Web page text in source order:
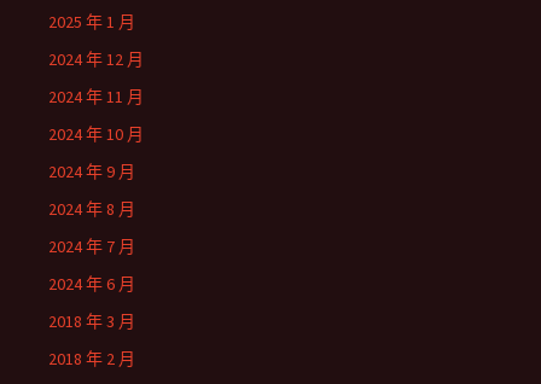
2025 年 1 月
2024 年 12 月
2024 年 11 月
2024 年 10 月
2024 年 9 月
2024 年 8 月
2024 年 7 月
2024 年 6 月
2018 年 3 月
2018 年 2 月